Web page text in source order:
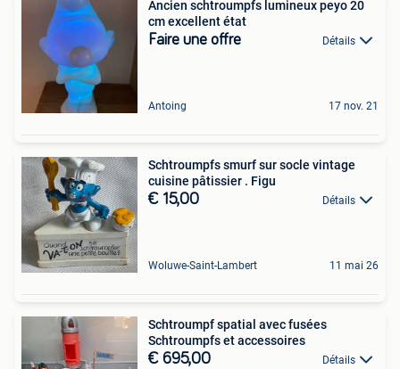
Ancien schtroumpfs lumineux peyo 20
cm excellent état
Faire une offre Détails
Antoing 17 nov. 21
Schtroumpfs smurf sur socle vintage
cuisine pâtissier . Figu
€ 15,00 Détails
Woluwe-Saint-Lambert 11 mai 26
Schtroumpf spatial avec fusées
Schtroumpfs et accessoires
€ 695,00 Détails